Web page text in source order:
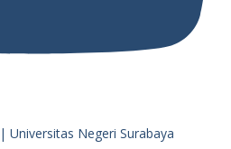
Universitas Negeri Surabaya